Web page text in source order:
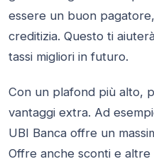
essere un buon
creditizia. Questo ti
tassi migliori in futuro.
Con un plafond più alto,
vantaggi extra. Ad
UBI Banca offre un
Offre anche sconti e altre